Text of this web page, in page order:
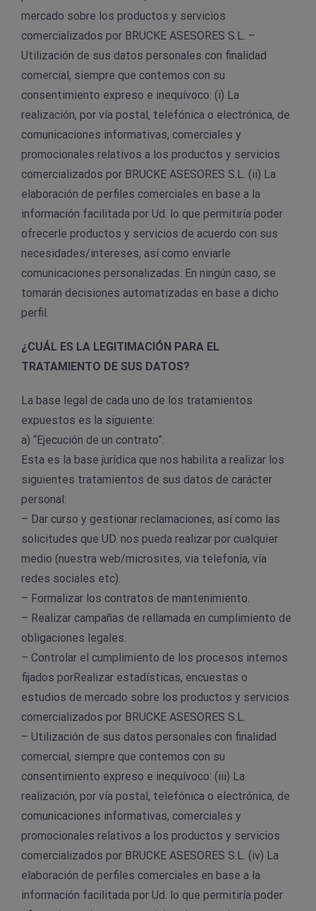
mercado sobre los productos y servicios
comercializados por BRUCKE ASESORES S.L. –
Utilización de sus datos personales con finalidad
comercial, siempre que contemos con su
consentimiento expreso e inequívoco: (i) La
realización, por vía postal, telefónica o electrónica, de
comunicaciones informativas, comerciales y
promocionales relativos a los productos y servicios
comercializados por BRUCKE ASESORES S.L. (ii) La
elaboración de perfiles comerciales en base a la
información facilitada por Ud. lo que permitiría poder
ofrecerle productos y servicios de acuerdo con sus
necesidades/intereses, así como enviarle
comunicaciones personalizadas. En ningún caso, se
tomarán decisiones automatizadas en base a dicho
perfil.
¿CUÁL ES LA LEGITIMACIÓN PARA EL
TRATAMIENTO DE SUS DATOS?
La base legal de cada uno de los tratamientos
expuestos es la siguiente:
a) “Ejecución de un contrato”:
Esta es la base jurídica que nos habilita a realizar los
siguientes tratamientos de sus datos de carácter
personal:
– Dar curso y gestionar reclamaciones, así como las
solicitudes que UD. nos pueda realizar por cualquier
medio (nuestra web/microsites, via telefonía, vía
redes sociales etc).
– Formalizar los contratos de mantenimiento.
– Realizar campañas de rellamada en cumplimiento de
obligaciones legales.
– Controlar el cumplimiento de los procesos internos
fijados porRealizar estadísticas, encuestas o
estudios de mercado sobre los productos y servicios
comercializados por BRUCKE ASESORES S.L.
– Utilización de sus datos personales con finalidad
comercial, siempre que contemos con su
consentimiento expreso e inequívoco: (iii) La
realización, por vía postal, telefónica o electrónica, de
comunicaciones informativas, comerciales y
promocionales relativos a los productos y servicios
comercializados por BRUCKE ASESORES S.L. (iv) La
elaboración de perfiles comerciales en base a la
información facilitada por Ud. lo que permitiría poder